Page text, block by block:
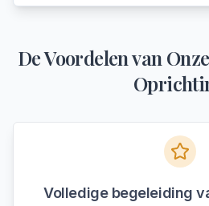
De Voordelen van
Volledige begeleiding